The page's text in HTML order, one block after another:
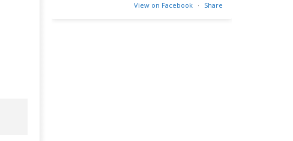
View on Facebook · Share